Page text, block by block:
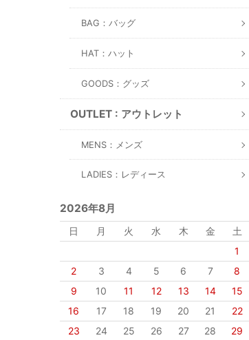
BAG：バッグ
HAT：ハット
GOODS：グッズ
OUTLET : アウトレット
MENS：メンズ
LADIES：レディース
2026年8月
日 月 火 水 木 金
土
1
2
3 4 5 6 7
8
9
10 11 12 13 14
15
16
17 18 19 20 21
22
23
24 25 26 27 28
29